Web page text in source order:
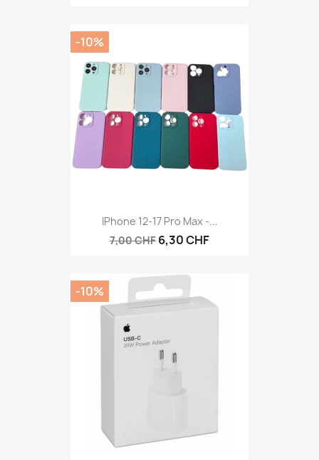
IPhone 12-17 Pro Max -...
7,00 CHF 6,30 CHF
-10%
-10%